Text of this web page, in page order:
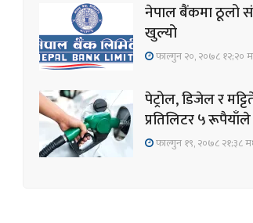
नेपाल बैंकमा ठूलो
खुल्यो
फाल्गुन २०, २०७८ १२;२०
पेट्रोल, डिजेल र
प्रतिलिटर ५
फाल्गुन १९, २०७८ २१;३८